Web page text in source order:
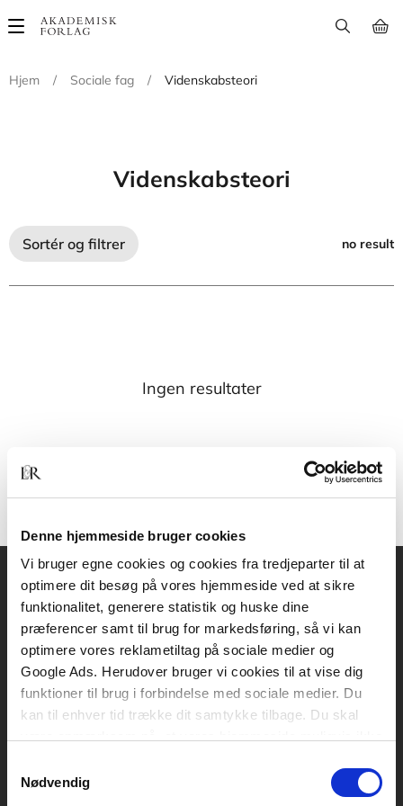
Denne hjemmeside bruger cookies
Vi bruger egne cookies og cookies fra tredjeparter til at
optimere dit besøg på vores hjemmeside ved at sikre
funktionalitet, generere statistik og huske dine
præferencer samt til brug for markedsføring, så vi kan
optimere vores reklametiltag på sociale medier og
Google Ads. Herudover bruger vi cookies til at vise dig
funktioner til brug i forbindelse med sociale medier. Du
kan til enhver tid trække dit samtykke tilbage. Du skal
tilbagetrækker et samtykke.
Nødvendig
Main
Hjem
/ Sociale fag / Videnskabsteori
Videnskabsteori
Sortér og filtrer no result
Ingen resultater
Akademisk Forlag
Vognmagergade 11
1120 København K
CVR 76351910
Kontakt kundeservice